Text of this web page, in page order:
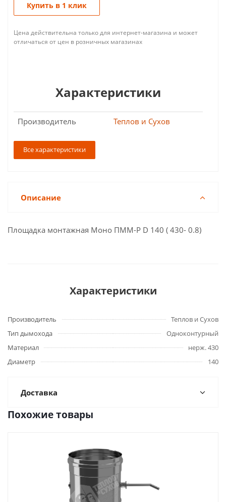
Купить в 1 клик
Цена действительна только для интернет-магазина и может
отличаться от цен в розничных магазинах
Характеристики
Производитель Теплов и Сухов
Все характеристики
Описание
Площадка монтажная Моно ПММ-Р D 140 ( 430- 0.8)
Характеристики
Производитель
Теплов и Сухов
Тип дымохода
Одноконтурный
Материал
нерж. 430
Диаметр
140
Доставка
Похожие товары